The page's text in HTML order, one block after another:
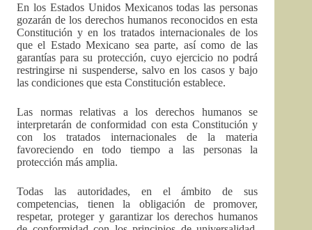
En los Estados Unidos Mexicanos todas las personas
gozarán de los derechos humanos reconocidos en esta
Constitución y en los tratados internacionales de los
que el Estado Mexicano sea parte, así como de las
garantías para su protección, cuyo ejercicio no podrá
restringirse ni suspenderse, salvo en los casos y bajo
las condiciones que esta Constitución establece.
Las normas relativas a los derechos humanos se
interpretarán de conformidad con esta Constitución y
con los tratados internacionales de la materia
favoreciendo en todo tiempo a las personas la
protección más amplia.
Todas las autoridades, en el ámbito de sus
competencias, tienen la obligación de promover,
respetar, proteger y garantizar los derechos humanos